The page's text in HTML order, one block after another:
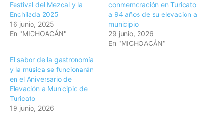
Festival del Mezcal y la
Enchilada 2025
16 junio, 2025
En "MICHOACÁN"
conmemoración en Turicato
a 94 años de su elevación a
municipio
29 junio, 2026
En "MICHOACÁN"
El sabor de la gastronomía
y la música se funcionarán
en el Aniversario de
Elevación a Municipio de
Turicato
19 junio, 2026